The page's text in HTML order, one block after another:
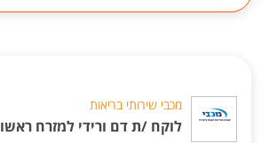
מכבי שירותי בריאות
לוקח /ת דם ורידי למזרח